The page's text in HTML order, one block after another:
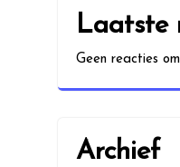
Laatste
Geen reacties
Archief